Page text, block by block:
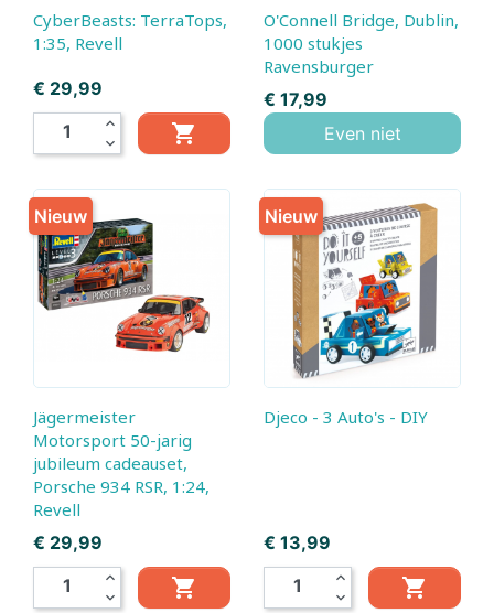
CyberBeasts: TerraTops,
1:35, Revell
Prijs
€ 29,99
expand_less
expand_more

O'Connell Bridge, Dublin,
1000 stukjes
Ravensburger
Prijs
€ 17,99
Even niet
Jägermeister
Motorsport 50-jarig
jubileum cadeauset,
Porsche 934 RSR, 1:24,
Revell
Prijs
€ 29,99
expand_less
expand_more

Nieuw
Djeco - 3 Auto's - DIY
Prijs
€ 13,99
expand_less
expand_more

Nieuw